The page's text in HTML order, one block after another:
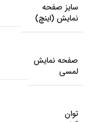
سایز صفحه
نمایش (اینچ)
صفحه نمایش
لمسی
توان